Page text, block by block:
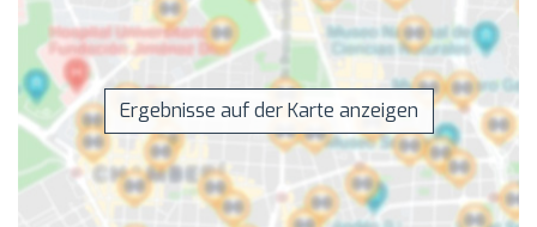
Ergebnisse auf der Karte anzeigen